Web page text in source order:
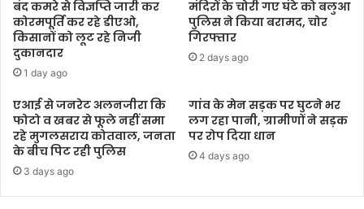
बंद कमरे से विज्ञप्ति जारी कर
कोरमपूर्ति कर रहे डीएओ,
किसानों को लूट रहे निजी
दुकानदार
1 day ago
मंदिरों के चोरी गए घंटे को बलुआ
पुलिस ने किया बरामद, चोर
गिरफ्तार
2 days ago
एआई से जनरेट अलनजीरा कि
फोटो व खबर से फूले नहीं समा
रहे मुगलसराय कोतवाल, जनता
के बीच पिट रही पुलिस
3 days ago
गांव के मेन सड़क पर घुटने भर
लग रहा पानी, ग्रामीणों ने सड़क
पर रोप दिया धान
4 days ago